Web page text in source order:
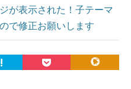
が表示された！子テーマ
で修正お願いします